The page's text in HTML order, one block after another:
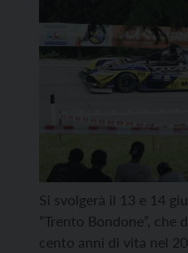
Si svolgerà il 13 e 14
“Trento Bondone”, che
cento anni di vita nel